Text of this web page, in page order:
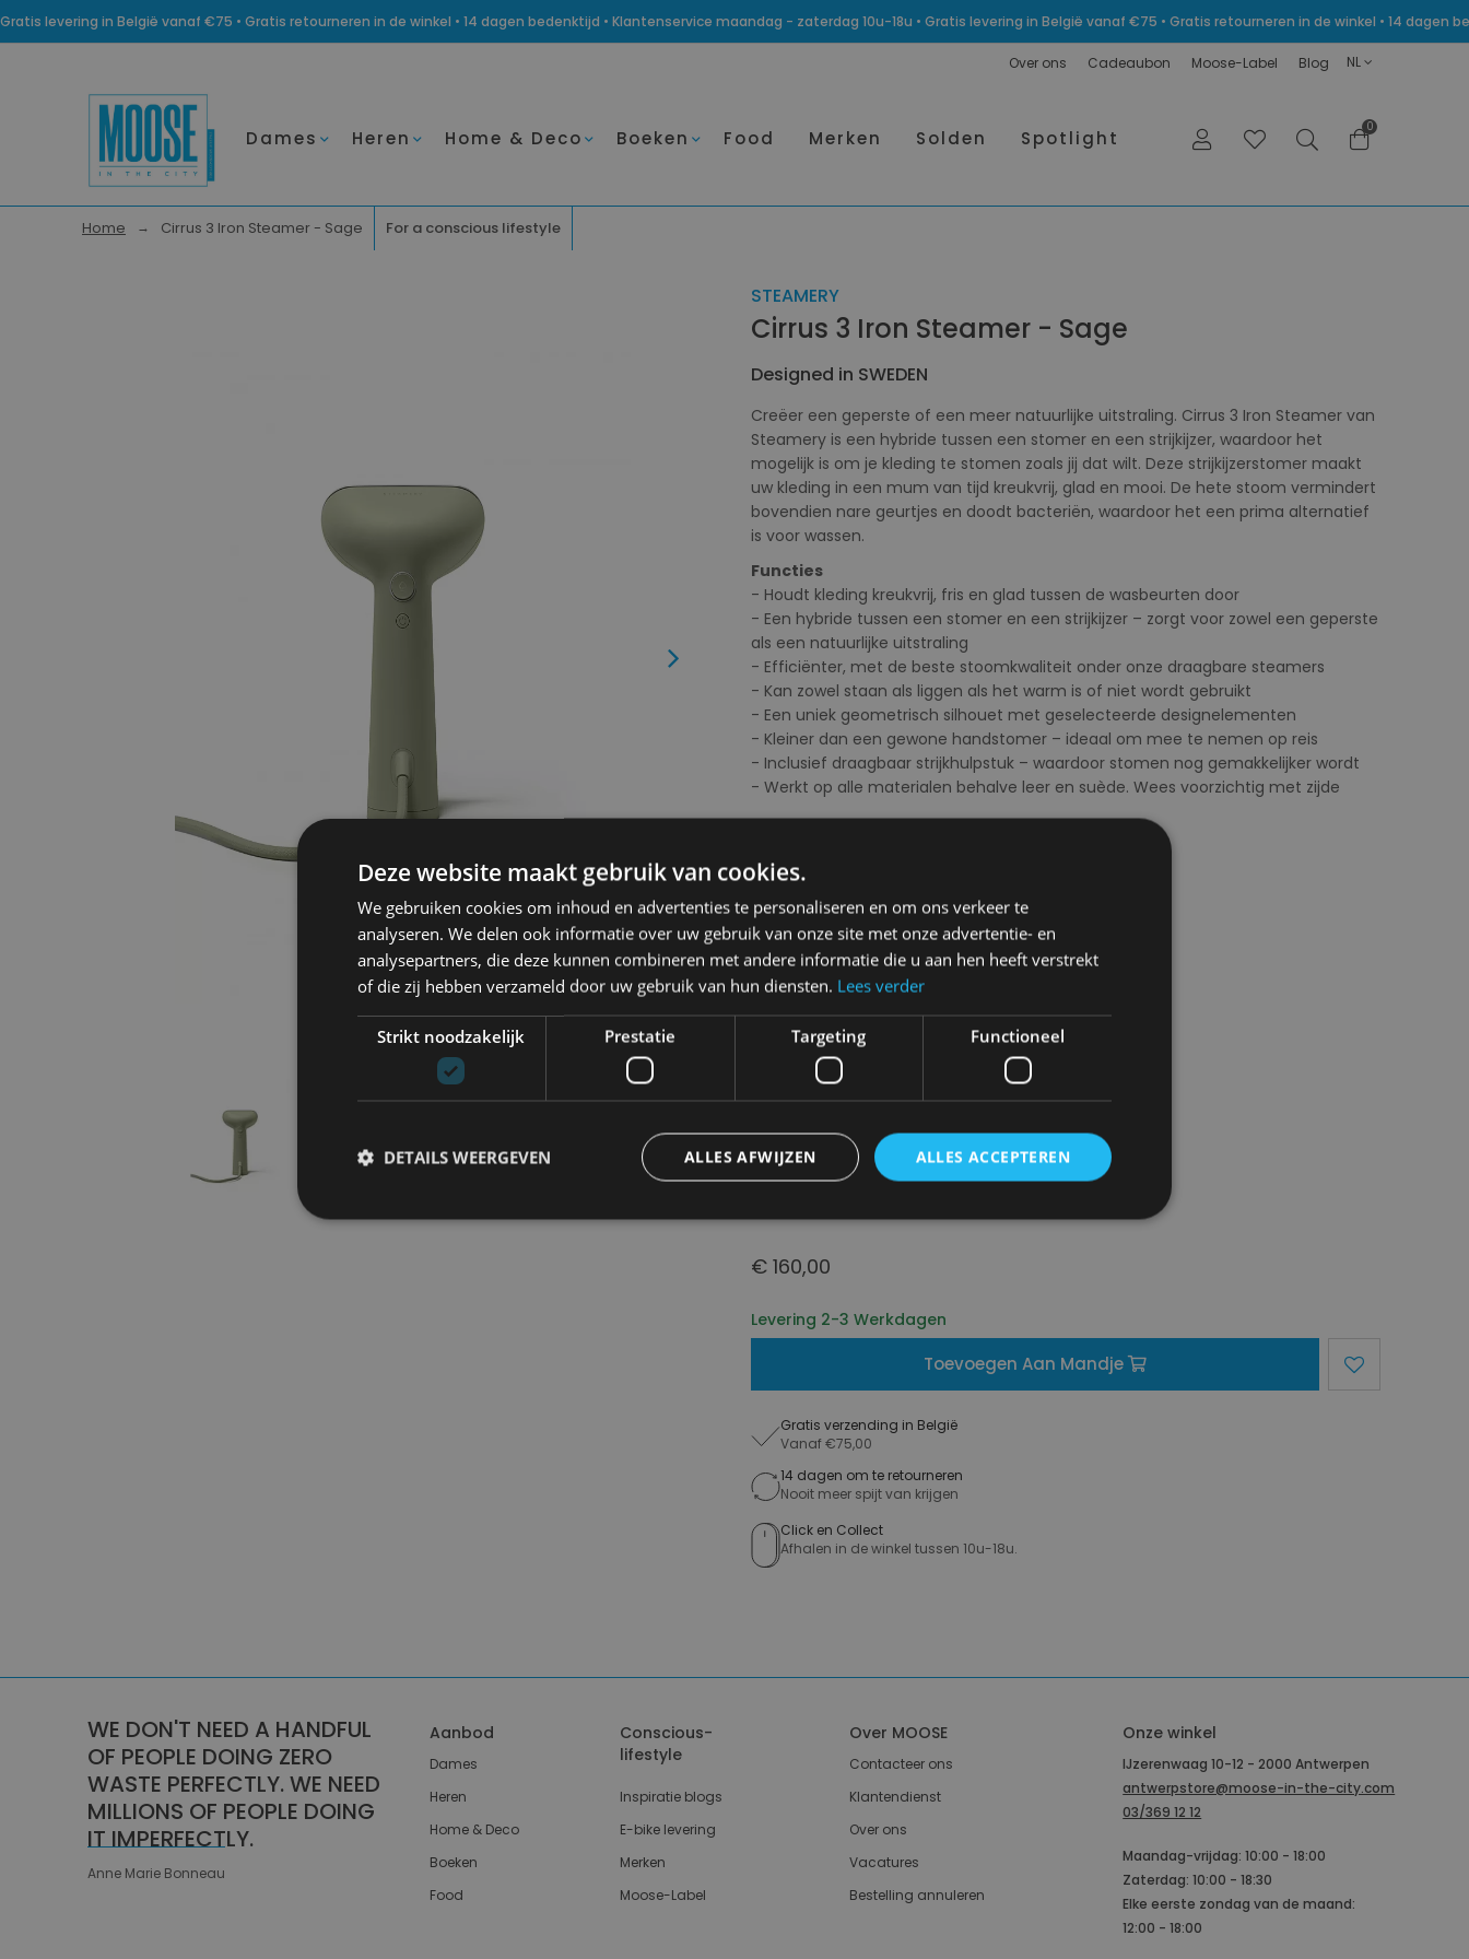
Gratis levering in België vanaf €75 • Gratis retourneren in de winkel • 14 dagen bedenktijd • Klantenservice maandag - zaterdag 10u-18u • Gratis levering in België vanaf €75 • Gratis retourneren in de winkel • 14
Over ons Cadeaubon Moose-Label Blog NL
Dames Heren Home & Deco Boeken Food Merken Solden Spotlight
0
Home Cirrus 3 Iron Steamer - Sage For a conscious lifestyle
Next
STEAMERY
Cirrus 3 Iron Steamer - Sage
Designed in SWEDEN
Creëer een geperste of een meer natuurlijke uitstraling. Cirrus 3 Iron Steamer van
Steamery is een hybride tussen een stomer en een strijkijzer, waardoor het
mogelijk is om je kleding te stomen zoals jij dat wilt. Deze strijkijzerstomer maakt
uw kleding in een mum van tijd kreukvrij, glad en mooi. De hete stoom vermindert
bovendien nare geurtjes en doodt bacteriën, waardoor het een prima alternatief
is voor wassen.
Functies
- Houdt kleding kreukvrij, fris en glad tussen de wasbeurten door
- Een hybride tussen een stomer en een strijkijzer – zorgt voor zowel een geperste
als een natuurlijke uitstraling
- Efficiënter, met de beste stoomkwaliteit onder onze draagbare steamers
- Kan zowel staan als liggen als het warm is of niet wordt gebruikt
- Een uniek geometrisch silhouet met geselecteerde designelementen
- Kleiner dan een gewone handstomer – ideaal om mee te nemen op reis
- Inclusief draagbaar strijkhulpstuk – waardoor stomen nog gemakkelijker wordt
- Werkt op alle materialen behalve leer en suède. Wees voorzichtig met zijde
- Stoompad
- Mondstuk beschermhoes
- Opbergzak
- Handleiding
Kies uw kleur:Sage
Kies uw maat: OS
€ 160,00
Levering 2-3 Werkdagen
Toevoegen Aan Mandje
Gratis verzending in België
Vanaf €75,00
14 dagen om te retourneren
Nooit meer spijt van krijgen
Click en Collect
Afhalen in de winkel tussen 10u-18u.
WE DON'T NEED A HANDFUL
OF PEOPLE DOING ZERO
WASTE PERFECTLY. WE NEED
MILLIONS OF PEOPLE DOING
IT IMPERFECTLY.
Anne Marie Bonneau
Aanbod
Dames
Heren
Home & Deco
Boeken
Food
Conscious-
lifestyle
Inspiratie blogs
E-bike levering
Merken
Moose-Label
Over MOOSE
Contacteer ons
Klantendienst
Over ons
Vacatures
Bestelling annuleren
Onze winkel
IJzerenwaag 10-12 - 2000 Antwerpen
antwerpstore@moose-in-the-city.com
03/369 12 12
Maandag-vrijdag: 10:00 - 18:00
Zaterdag: 10:00 - 18:30
Elke eerste zondag van de maand:
12:00 - 18:00
Deze website maakt gebruik van cookies.
We gebruiken cookies om inhoud en advertenties te personaliseren en om ons verkeer te
analyseren. We delen ook informatie over uw gebruik van onze site met onze advertentie- en
analysepartners, die deze kunnen combineren met andere informatie die u aan hen heeft verstrekt
of die zij hebben verzameld door uw gebruik van hun diensten. Lees verder
Strikt noodzakelijk Prestatie Targeting Functioneel
ALLES ACCEPTEREN
ALLES AFWIJZEN
DETAILS WEERGEVEN